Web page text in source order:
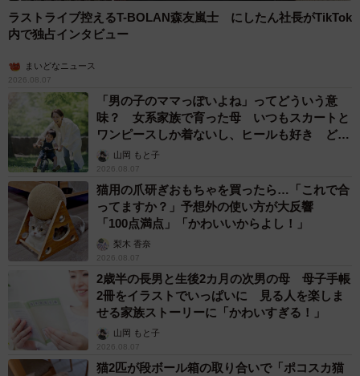
ラストライブ控えるT-BOLAN森友嵐士 にしたん社長がTikTok
内で独占インタビュー
まいどなニュース
2026.08.07
「男の子のママっぽいよね」ってどういう意
味？ 女系家族で育った母 いつもスカートと
ワンピースしか着ないし、ヒールも好き どの
へんが…
山岡 もと子
2026.08.07
猫用の爪研ぎおもちゃを買ったら…「これで合
ってますか？」予想外の使い方が大反響
「100点満点」「かわいいからよし！」
梨木 香奈
2026.08.07
2歳半の長男と生後2カ月の次男の母 母子手帳
2冊をイラストでいっぱいに 見る人を楽しま
せる家族ストーリーに「かわいすぎる！」
山岡 もと子
2026.08.07
猫2匹が段ボール箱の取り合いで「ポコスカ猫